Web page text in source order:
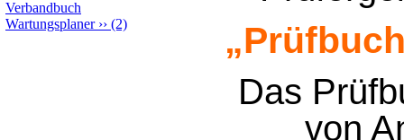
Verbandbuch
Wartungsplaner›› (2)
Das
von